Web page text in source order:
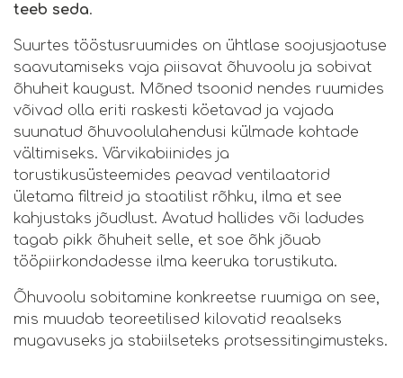
teeb seda.
Suurtes tööstusruumides on ühtlase soojusjaotuse
saavutamiseks vaja piisavat õhuvoolu ja sobivat
õhuheit kaugust. Mõned tsoonid nendes ruumides
võivad olla eriti raskesti köetavad ja vajada
suunatud õhuvoolulahendusi külmade kohtade
vältimiseks. Värvikabiinides ja
torustikusüsteemides peavad ventilaatorid
ületama filtreid ja staatilist rõhku, ilma et see
kahjustaks jõudlust. Avatud hallides või ladudes
tagab pikk õhuheit selle, et soe õhk jõuab
tööpiirkondadesse ilma keeruka torustikuta.
Õhuvoolu sobitamine konkreetse ruumiga on see,
mis muudab teoreetilised kilovatid reaalseks
mugavuseks ja stabiilseteks protsessitingimusteks.